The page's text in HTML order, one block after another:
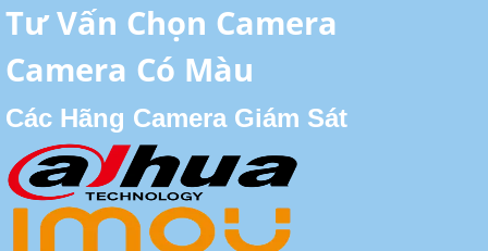
Tư Vấn Chọn Camera
Camera Có Màu
Các Hãng Camera Giám Sát